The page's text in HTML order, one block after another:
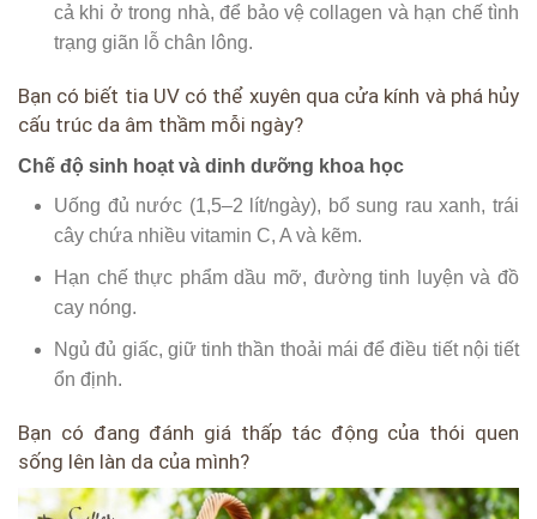
cả khi ở trong nhà, để bảo vệ collagen và hạn chế tình
trạng giãn lỗ chân lông.
Bạn có biết tia UV có thể xuyên qua cửa kính và phá hủy
cấu trúc da âm thầm mỗi ngày?
Chế độ sinh hoạt và dinh dưỡng khoa học
Uống đủ nước (1,5–2 lít/ngày), bổ sung rau xanh, trái
cây chứa nhiều vitamin C, A và kẽm.
Hạn chế thực phẩm dầu mỡ, đường tinh luyện và đồ
cay nóng.
Ngủ đủ giấc, giữ tinh thần thoải mái để điều tiết nội tiết
ổn định.
Bạn có đang đánh giá thấp tác động của thói quen
sống lên làn da của mình?